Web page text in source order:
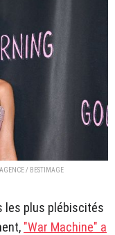
/ BESTIMAGE
les plus plébiscités
"War Machine" a